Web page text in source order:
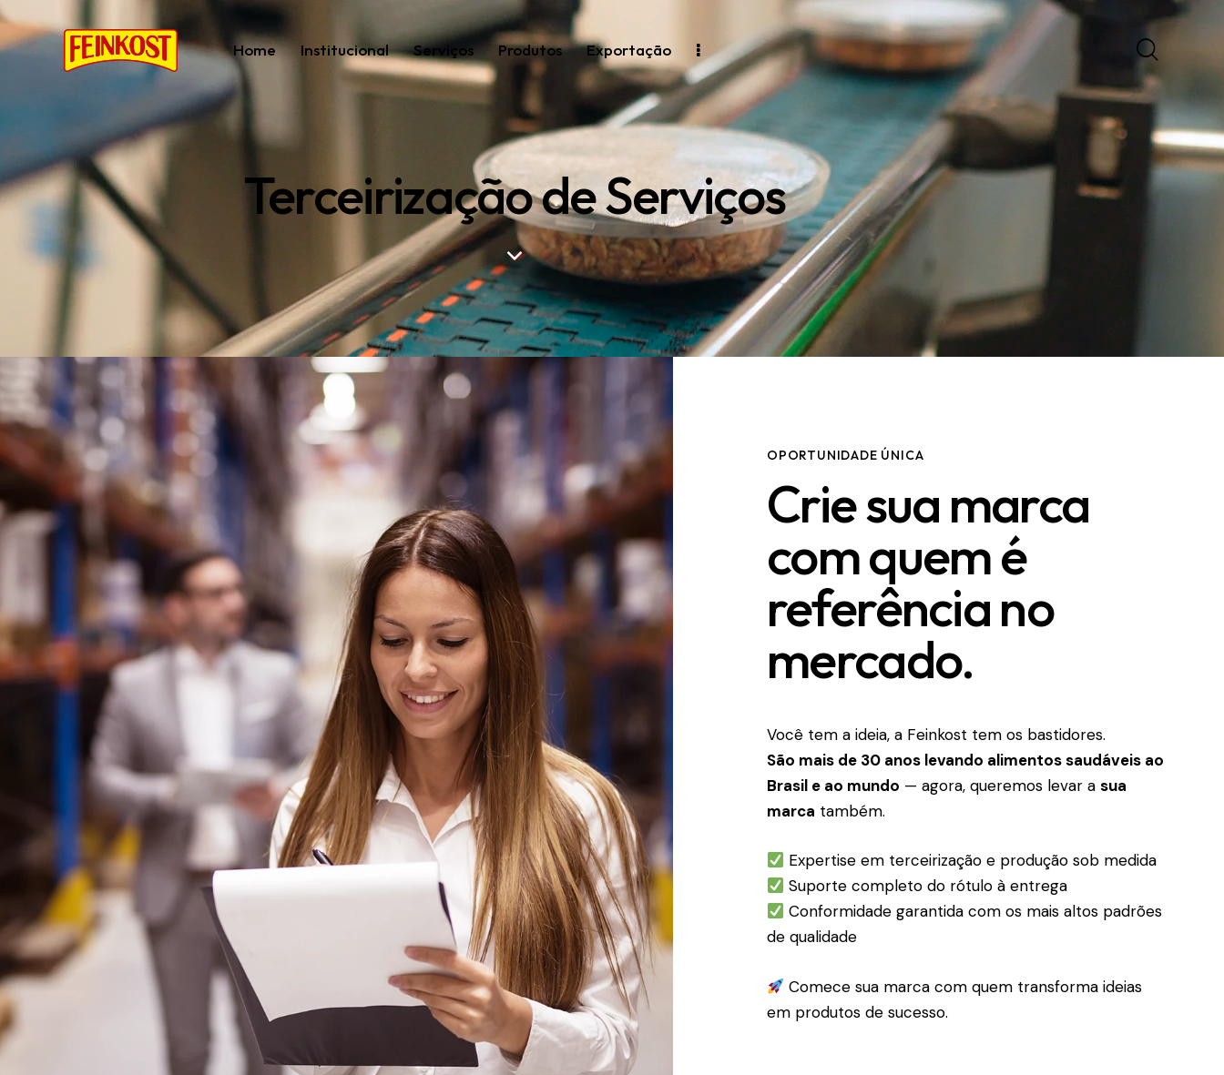
Home Institucional Serviços Produtos Exportação
Terceirização de Serviços
OPORTUNIDADE ÚNICA
Crie sua marca
com quem é
referência no
mercado.
Você tem a ideia, a Feinkost tem os bastidores.
São mais de 30 anos levando alimentos saudáveis ao
Brasil e ao mundo — agora, queremos levar a sua
marca também.
Expertise em terceirização e produção sob medida
Suporte completo do rótulo à entrega
Conformidade garantida com os mais altos padrões
de qualidade
Comece sua marca com quem transforma ideias
em produtos de sucesso.